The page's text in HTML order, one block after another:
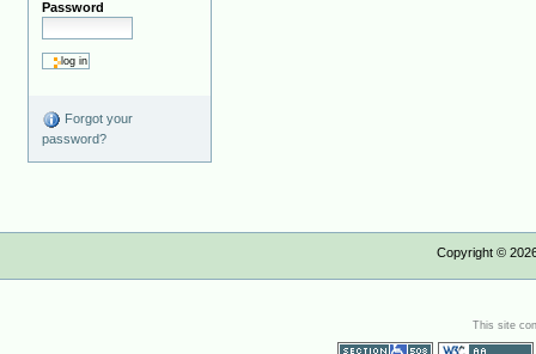
Password
Forgot your
password?
Copyright ©
This site